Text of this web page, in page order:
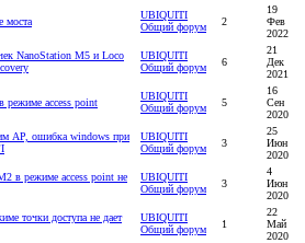
моста
UBIQUITI
Общий форум
2
19
Фев
2022
NanoStation M5 и Loco
UBIQUITI
Общий форум
6
21
Дек
2021
режиме access point
UBIQUITI
Общий форум
5
16
Сен
2020
AP, ошибка windows при
UBIQUITI
Общий форум
3
25
Июн
2020
в режиме access point не
UBIQUITI
Общий форум
3
4
Июн
2020
точки доступа не дает
UBIQUITI
Общий форум
1
22
Май
2020